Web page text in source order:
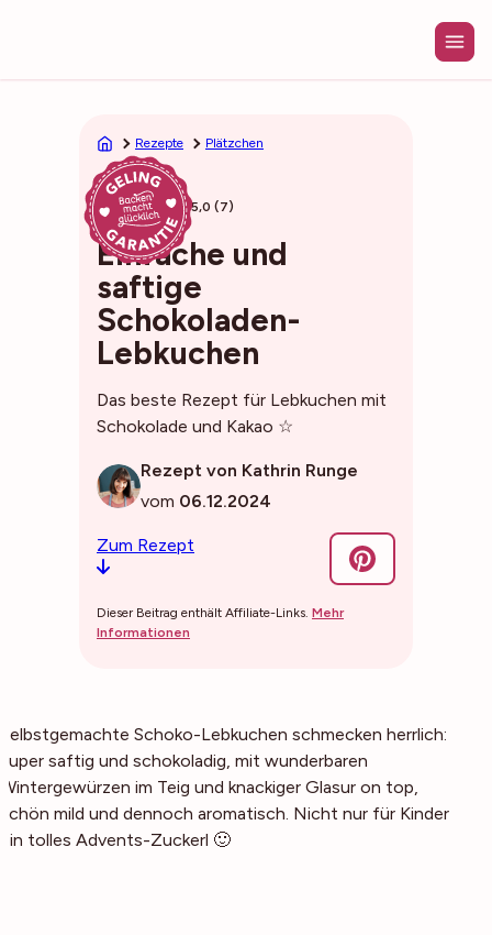
Rezepte Plätzchen
45min 5,0 (7)
Einfache und
saftige
Schokoladen-
Lebkuchen
Das beste Rezept für Lebkuchen mit
Schokolade und Kakao ☆
Rezept von Kathrin Runge
vom 06.12.2024
Zum Rezept
Dieser Beitrag enthält Affiliate-Links. Mehr
Informationen
Selbstgemachte Schoko-Lebkuchen schmecken herrlich:
super saftig und schokoladig, mit wunderbaren
Wintergewürzen im Teig und knackiger Glasur on top,
schön mild und dennoch aromatisch. Nicht nur für Kinder
ein tolles Advents-Zuckerl 🙂